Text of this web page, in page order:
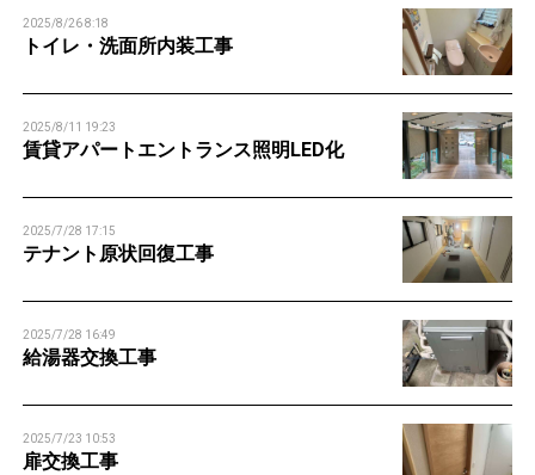
2025/8/26 8:18
トイレ・洗面所内装工事
2025/8/11 19:23
賃貸アパートエントランス照明LED化
2025/7/28 17:15
テナント原状回復工事
2025/7/28 16:49
給湯器交換工事
2025/7/23 10:53
扉交換工事